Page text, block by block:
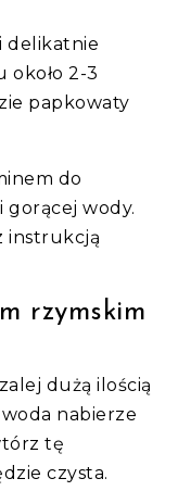
delikatnie
około 2-3
papkowaty
do
gorącej wody.
instrukcją
rzymskim
dużą ilością
nabierze
tę
czysta.